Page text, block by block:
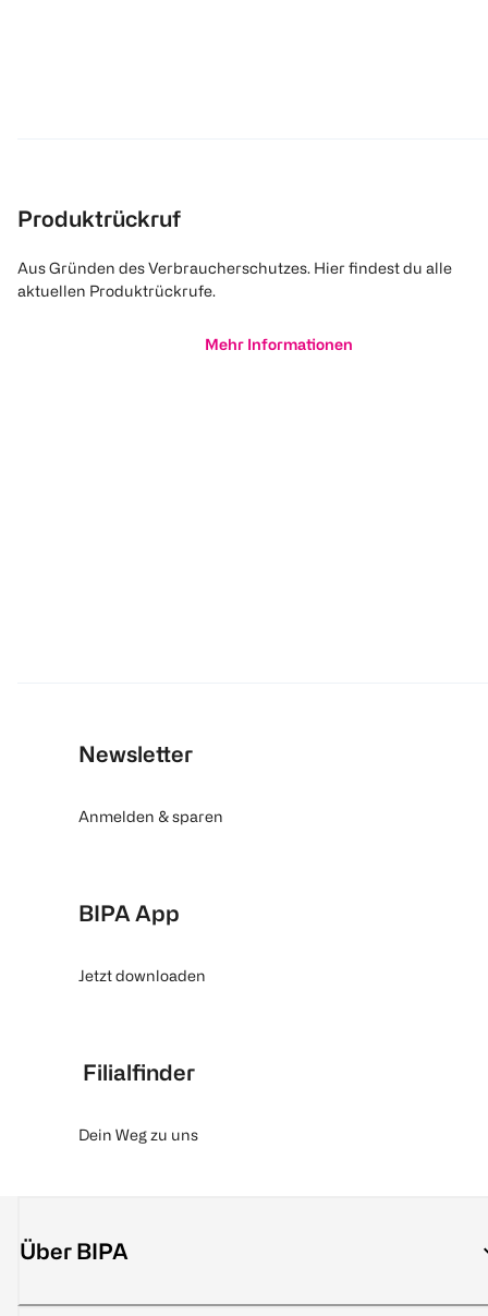
Produktrückruf
Aus Gründen des Verbraucherschutzes. Hier findest du alle
aktuellen Produktrückrufe.
Mehr Informationen
Newsletter
Anmelden & sparen
BIPA App
Jetzt downloaden
Filialfinder
Dein Weg zu uns
Über BIPA